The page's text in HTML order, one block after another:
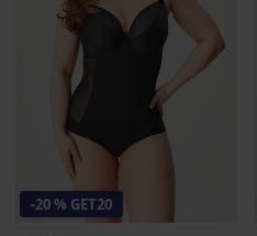
-20 % GET20